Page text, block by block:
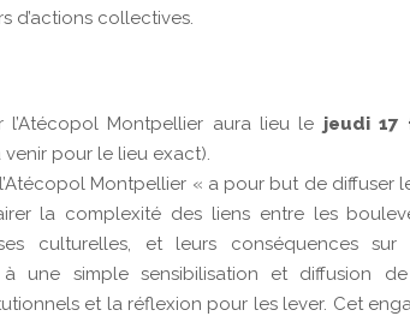
d’actions collectives.
Montpellier aura lieu le jeudi 17
venir pour le lieu exact).
Montpellier « a pour but de diffuser
la complexité des liens entre les
culturelles, et leurs conséquences sur
une simple sensibilisation et diffusion
et la réflexion pour les lever. Cet